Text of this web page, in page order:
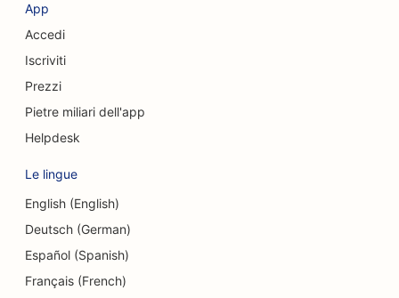
SEO per le Credit Union
SEO per le gastronomie
SEO per i servizi di consulenza sul debito
SEO per i servizi di cambio valuta
SEO per i servizi di dermoabrasione
SEO per asili nido
App
Accedi
Iscriviti
Prezzi
Pietre miliari dell'app
Helpdesk
Le lingue
English (English)
Deutsch (German)
Español (Spanish)
Français (French)